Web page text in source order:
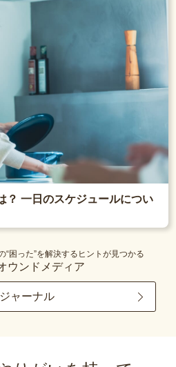
？ 一日のスケジュールについ
“困った”を解決するヒントが見つかる
ウンドメディア
ャーナル